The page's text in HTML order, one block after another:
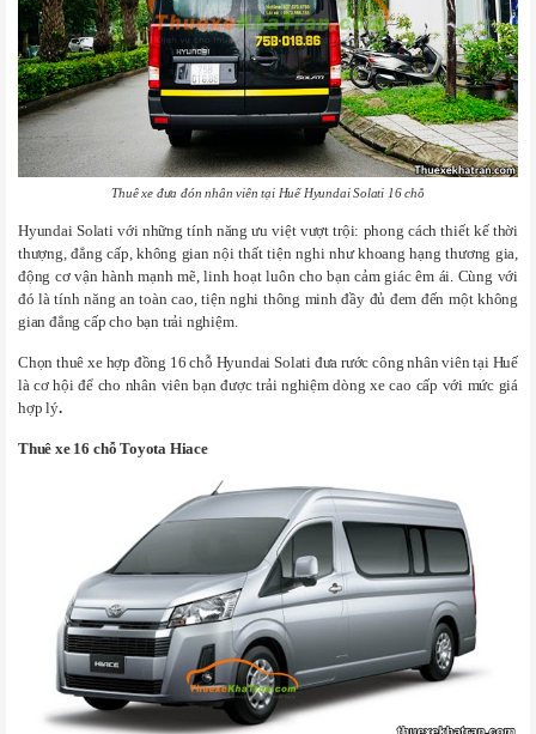
Thuê xe đưa đón nhân viên tại Huế Hyundai Solati 16 chỗ
Hyundai Solati với những tính năng ưu việt vượt trội: phong cách thiết kế thời
thượng, đẳng cấp, không gian nội thất tiện nghi như khoang hạng thương gia,
động cơ vận hành mạnh mẽ, linh hoạt luôn cho bạn cảm giác êm ái. Cùng với
đó là tính năng an toàn cao, tiện nghi thông minh đầy đủ đem đến một không
gian đẳng cấp cho bạn trải nghiệm.
Chọn thuê xe hợp đồng 16 chỗ Hyundai Solati đưa rước công nhân viên tại Huế
là cơ hội để cho nhân viên bạn được trải nghiệm dòng xe cao cấp với mức giá
hợp lý.
Thuê xe 16 chỗ Toyota Hiace